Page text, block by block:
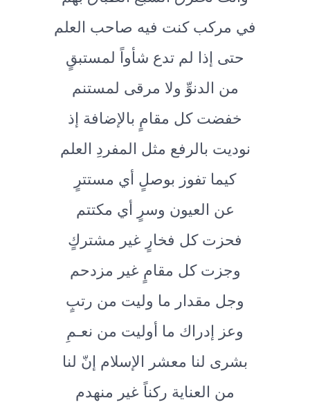
في مركب كنت فيه صاحب العلم
حتى إذا لم تدع شأواً لمستبقٍ
من الدنوِّ ولا مرقى لمستنم
خفضت كل مقامٍ بالإضافة إذ
نوديت بالرفع مثل المفردِ العلم
كيما تفوز بوصلٍ أي مستترٍ
عن العيون وسرٍ أي مكتتم
فحزت كل فخارٍ غير مشتركٍ
وجزت كل مقامٍ غير مزدحم
وجل مقدار ما وليت من رتبٍ
وعز إدراك ما أوليت من نعـمِ
بشرى لنا معشر الإسلام إنّ لنا
من العناية ركناً غير منهدم